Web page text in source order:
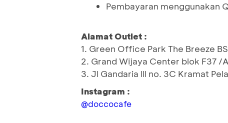
Pembayaran menggunakan
Alamat Outlet :
1. Green Office Park The Breeze
2. Grand Wijaya Center blok F37 /
3. Jl Gandaria lll no. 3C Kramat
Instagram :
@doccocafe